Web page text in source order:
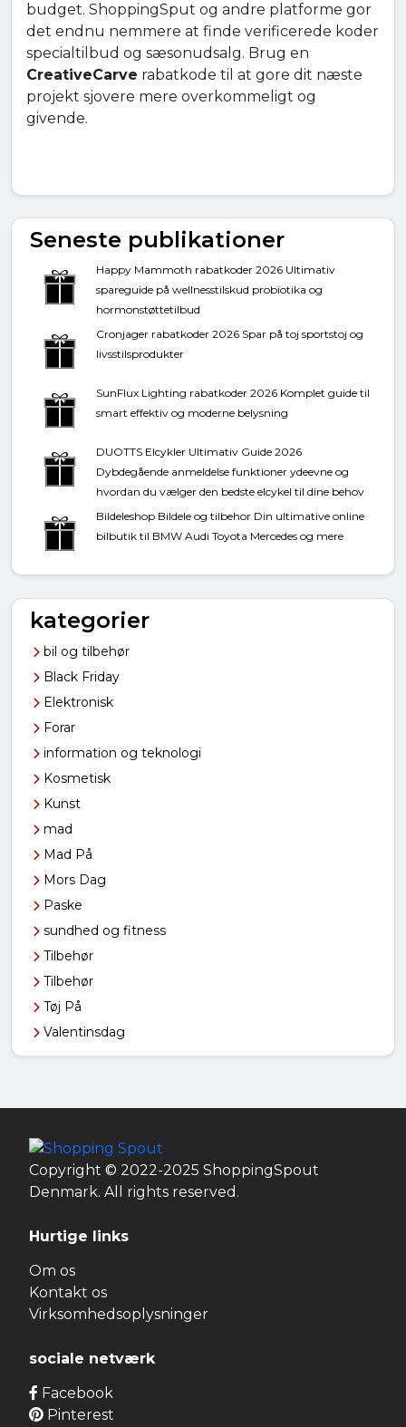
budget. ShoppingSput og andre platforme gor
det endnu nemmere at finde verificerede koder
specialtilbud og sæsonudsalg. Brug en
CreativeCarve rabatkode til at gore dit næste
projekt sjovere mere overkommeligt og
givende.
Seneste publikationer
Happy Mammoth rabatkoder 2026 Ultimativ
spareguide på wellnesstilskud probiotika og
hormonstøttetilbud
Cronjager rabatkoder 2026 Spar på toj sportstoj og
livsstilsprodukter
SunFlux Lighting rabatkoder 2026 Komplet guide til
smart effektiv og moderne belysning
DUOTTS Elcykler Ultimativ Guide 2026
Dybdegående anmeldelse funktioner ydeevne og
hvordan du vælger den bedste elcykel til dine behov
Bildeleshop Bildele og tilbehor Din ultimative online
bilbutik til BMW Audi Toyota Mercedes og mere
kategorier
bil og tilbehør
Black Friday
Elektronisk
Forar
information og teknologi
Kosmetisk
Kunst
mad
Mad På
Mors Dag
Paske
sundhed og fitness
Tilbehør
Tilbehør
Tøj På
Valentinsdag
Copyright © 2022-2025 ShoppingSpout
Denmark. All rights reserved.
Hurtige links
Om os
Kontakt os
Virksomhedsoplysninger
sociale netværk
Facebook
Pinterest